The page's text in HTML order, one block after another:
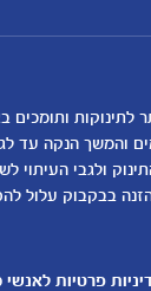
בהריון
התינוק
והמשך הנקה עד
ולגבי העיתוי
בבקבוק
פרטיות